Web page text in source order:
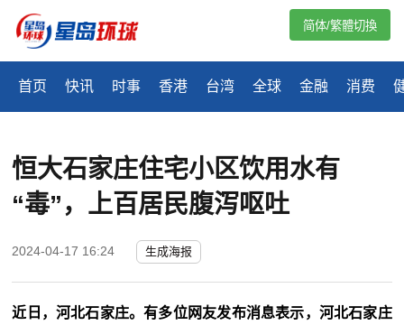
首页 快讯 时事 香港 台湾 全球 金融 消费
简体/繁體切換
恒大石家庄住宅小区饮用水有
“毒”，上百居民腹泻呕吐
2024-04-17 16:24 生成海报
近日，河北石家庄。有多位网友发布消息表示，河北石家庄